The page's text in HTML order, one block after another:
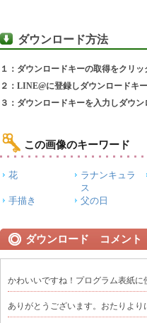
ダウンロード方法
１：ダウンロードキーの取得をクリッ
２：LINE@に登録しダウンロードキ
３：ダウンロードキーを入力しダウ
この画像のキーワード
花
ラナンキュラ
ス
手描き 父の日
ダウンロード コメント
かわいいですね！プログラム表紙に
ありがとうございます。おたりより